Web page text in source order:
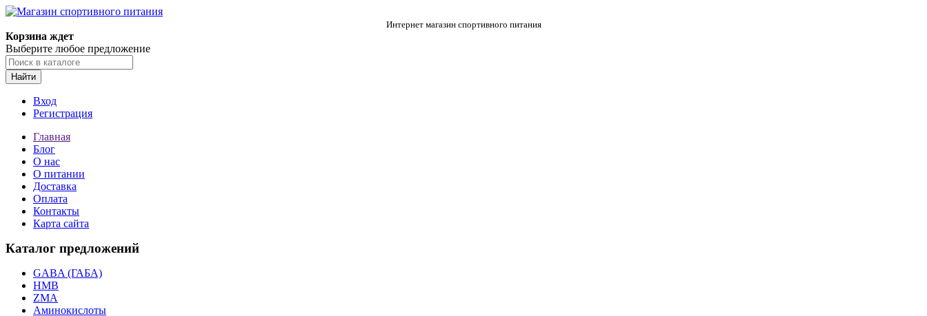
Интернет магазин спортивного питания
Корзина ждет
Выберите любое предложение
Найти
Вход
Регистрация
Главная
Блог
О нас
О питании
Доставка
Оплата
Контакты
Карта сайта
Каталог предложений
GABA (ГАБА)
HMB
ZMA
Аминокислоты